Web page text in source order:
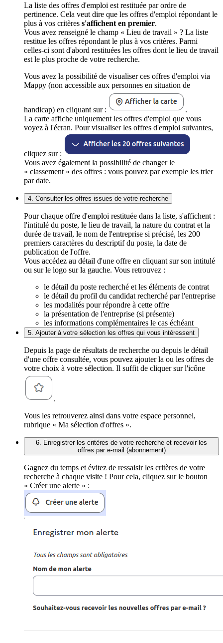
La liste des offres d'emploi est restituée par ordre de
pertinence. Cela veut dire que les offres d'emploi répondant le
plus à vos critères s'affichent en premier.
Vous avez renseigné le champ « Lieu de travail » ? La liste
restitue les offres répondant le plus à vos critères. Parmi
celles-ci sont d'abord restituées les offres dont le lieu de travail
est le plus proche de votre recherche.
Vous avez la possibilité de visualiser ces offres d'emploi via
Mappy (non accessible aux personnes en situation de
handicap) en cliquant sur :
.
La carte affiche uniquement les offres d'emploi que vous
voyez à l'écran. Pour visualiser les offres d'emploi suivantes,
cliquez sur :
Vous avez également la possibilité de changer le
« classement » des offres : vous pouvez par exemple les trier
par date.
4. Consulter les offres issues de votre recherche
Pour chaque offre d'emploi restituée dans la liste, s'affichent :
l'intitulé du poste, le lieu de travail, la nature du contrat et la
durée de travail, le nom de l'entreprise si précisé, les 200
premiers caractères du descriptif du poste, la date de
publication de l'offre.
Vous accédez au détail d'une offre en cliquant sur son intitulé
ou sur le logo sur la gauche. Vous retrouvez :
le détail du poste recherché et les éléments de contrat
le détail du profil du candidat recherché par l'entreprise
les modalités pour répondre à cette offre
la présentation de l'entreprise (si présente)
les informations complémentaires le cas échéant
5. Ajouter à votre sélection les offres qui vous intéressent
Depuis la page de résultats de recherche ou depuis le détail
d'une offre consultée, vous pouvez ajouter la ou les offres de
votre choix à votre sélection. Il suffit de cliquer sur l'icône
.
Vous les retrouverez ainsi dans votre espace personnel,
rubrique « Ma sélection d'offres ».
6. Enregistrer les critères de votre recherche et recevoir les
offres par e-mail (abonnement)
Gagnez du temps et évitez de ressaisir les critères de votre
recherche à chaque visite ! Pour cela, cliquez sur le bouton
« Créer une alerte » :